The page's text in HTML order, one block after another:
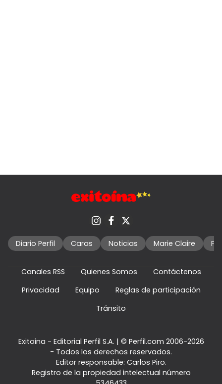
Diario Perfil Caras Noticias Marie Claire
Canales RSS Quienes Somos
Contáctenos
Privacidad
Equipo
Reglas de participación
Tránsito
Exitoina - Editorial Perfil S.A. | © Perfil.com 2006-2026
- Todos los derechos reservados.
Editor responsable: Carlos Piro.
Registro de la propiedad intelectual número